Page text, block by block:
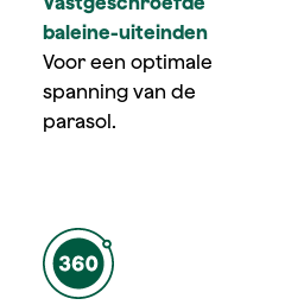
baleine-uiteinden
Voor een optimale
spanning van de
parasol.